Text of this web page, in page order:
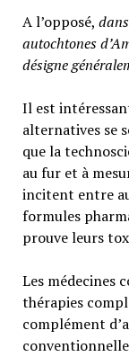
A l’opposé, d
autochtones
désigne
Il est
alternatives se
que la
au fur et à
incitent entre
formules
prouve leurs
Les médecines
thérapies
complément